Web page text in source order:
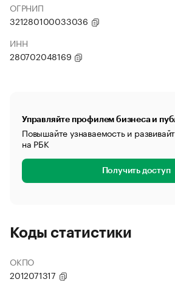
ОГРНИП
321280100033036
ИНН
280702048169
Управляйте профилем бизнеса и
Повышайте узнаваемость и
на РБК
Получить доступ
Коды статистики
ОКПО
2012071317